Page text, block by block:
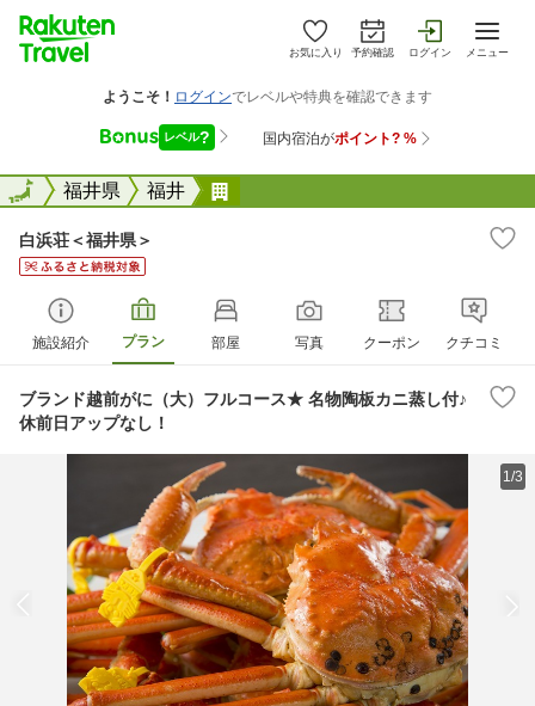
お気に入り 予約確認 ログイン メニュー
全国福井県 福井
全国
白浜荘＜福井県＞
施設紹介 プラン 部屋 写真 クーポン クチコミ
ブランド越前がに（大）フルコース★ 名物陶板カニ蒸し付♪
休前日アップなし！
1/3